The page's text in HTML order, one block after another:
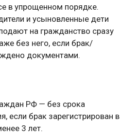
в упрощенном порядке.
и усыновленные дети
на гражданство сразу
без него, если брак/
документами.
РФ — без срока
если брак зарегистрирован в
3 лет.